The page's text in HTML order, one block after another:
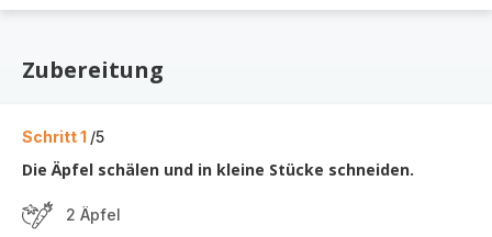
Zubereitung
Schritt 1 /5
Die Äpfel schälen und in kleine Stücke schneiden.
2 Äpfel